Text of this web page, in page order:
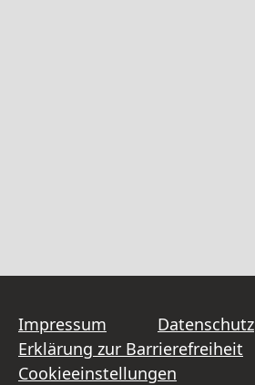
Impressum
Datenschutz
Erklärung zur Barrierefreiheit
Cookieeinstellungen